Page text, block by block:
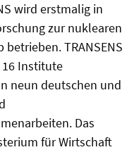
wird erstmalig in
zur nuklearen
TRANSENS
Institute
neun deutschen und
Das
für Wirtschaft